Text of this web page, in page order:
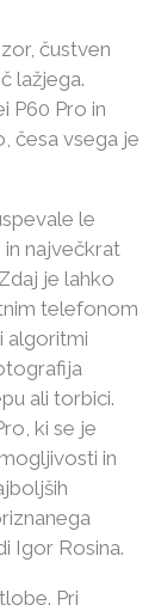
čustven
lažjega.
P60 Pro in
česa vsega je
le
največkrat
je lahko
telefonom
algoritmi
ali torbici.
ki se je
in
Igor Rosina.
Pri